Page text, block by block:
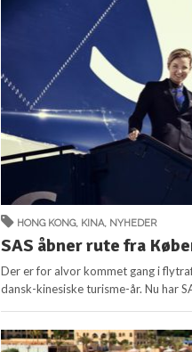
HONG KONG, KINA, NYHEDER
SAS åbner rute fra
Der er for alvor kommet gang i
dansk-kinesiske turisme-år. Nu har